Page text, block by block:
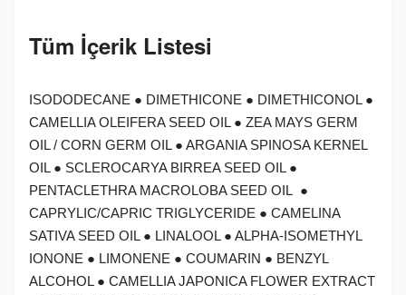
Tüm İçerik Listesi
ISODODECANE ● DIMETHICONE ● DIMETHICONOL ●
CAMELLIA OLEIFERA SEED OIL ● ZEA MAYS GERM
OIL / CORN GERM OIL ● ARGANIA SPINOSA KERNEL
OIL ● SCLEROCARYA BIRREA SEED OIL ●
PENTACLETHRA MACROLOBA SEED OIL ●
CAPRYLIC/CAPRIC TRIGLYCERIDE ● CAMELINA
SATIVA SEED OIL ● LINALOOL ● ALPHA-ISOMETHYL
IONONE ● LIMONENE ● COUMARIN ● BENZYL
ALCOHOL ● CAMELLIA JAPONICA FLOWER EXTRACT